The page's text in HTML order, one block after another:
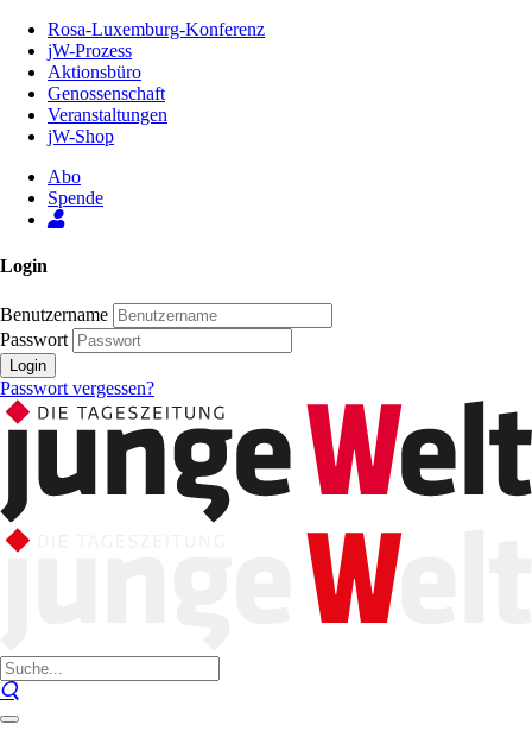
Inhalt
Seite
Rosa-Luxemburg-Konferenz
jW-Prozess
Aktionsbüro
Genossenschaft
Veranstaltungen
jW-Shop
Abo
Spende
Login
Benutzername
Passwort
Login
Passwort vergessen?